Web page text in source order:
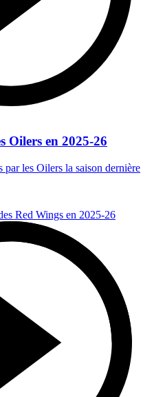
Oilers en 2025-26
les Oilers la saison dernière